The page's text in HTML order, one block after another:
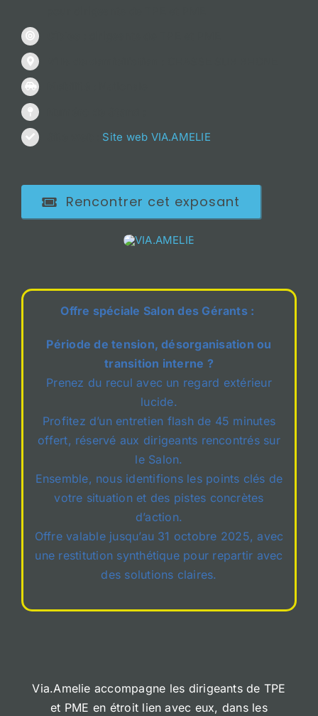
Site web VIA.AMELIE
Rencontrer cet exposant
Offre spéciale Salon des Gérants :
Période de tension, désorganisation ou
transition interne ?
Prenez du recul avec un regard extérieur
lucide.
Profitez d’un entretien flash de 45 minutes
offert, réservé aux dirigeants rencontrés sur
le Salon.
Ensemble, nous identifions les points clés de
votre situation et des pistes concrètes
d’action.
Offre valable jusqu’au 31 octobre 2025, avec
une restitution synthétique pour repartir avec
des solutions claires.
Via.Amelie accompagne les dirigeants de TPE
et PME en étroit lien avec eux, dans les